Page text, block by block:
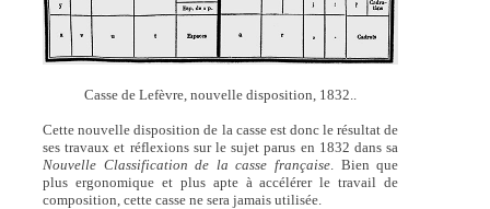
Casse de Lefèvre, nouvelle disposition, 1832..
Cette nouvelle disposition de la casse est donc le résultat de
ses travaux et réflexions sur le sujet parus en 1832 dans sa
Nouvelle Classification de la casse française. Bien que
plus ergonomique et plus apte à accélérer le travail de
composition, cette casse ne sera jamais utilisée.